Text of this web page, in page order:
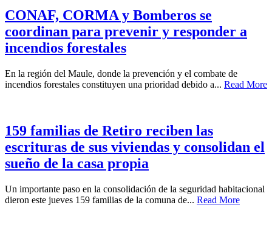
CONAF, CORMA y Bomberos se
coordinan para prevenir y responder a
incendios forestales
En la región del Maule, donde la prevención y el combate de
incendios forestales constituyen una prioridad debido a... Read More
159 familias de Retiro reciben las
escrituras de sus viviendas y consolidan el
sueño de la casa propia
Un importante paso en la consolidación de la seguridad habitacional
dieron este jueves 159 familias de la comuna de... Read More